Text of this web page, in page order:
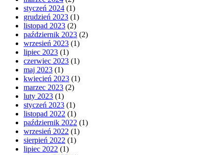
styczeń 2024 (1)
grudzień 2023 (1)
listopad 2023 (2)
październik 2023 (2)
wrzesień 2023 (1)
lipiec 2023 (1)
czerwiec 2023 (1)
maj 2023 (1)
kwiecień 2023 (1)
marzec 2023 (2)
luty 2023 (1)
styczeń 2023 (1)
listopad 2022 (1)
październik 2022 (1)
wrzesień 2022 (1)
sierpień 2022 (1)
lipiec 2022 (1)